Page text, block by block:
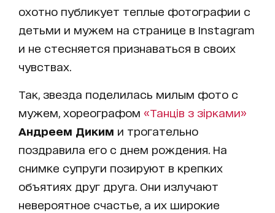
охотно публикует теплые фотографии с
детьми и мужем на странице в Instagram
и не стесняется признаваться в своих
чувствах.
Так, звезда поделилась милым фото с
мужем, хореографом «Танців з зірками»
Андреем Диким и трогательно
поздравила его с днем рождения. На
снимке супруги позируют в крепких
объятиях друг друга. Они излучают
невероятное счастье, а их широкие